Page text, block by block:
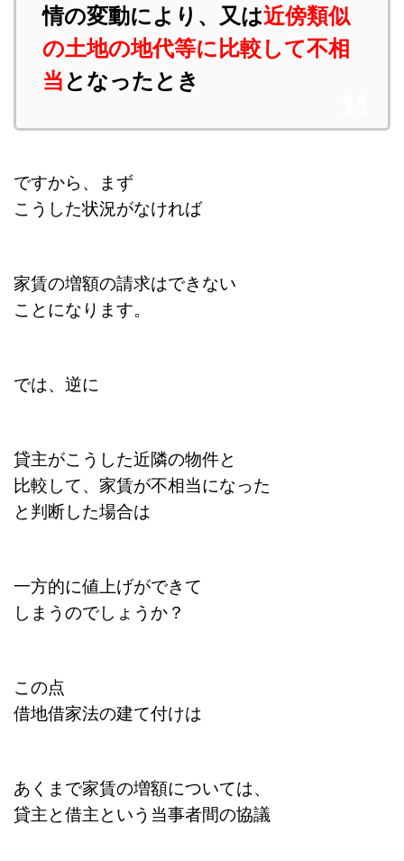
情の変動により、又は近傍類似
の土地の地代等に比較して不相
当となったとき
ですから、まず
こうした状況がなければ
家賃の増額の請求はできない
ことになります。
では、逆に
貸主がこうした近隣の物件と
比較して、家賃が不相当になった
と判断した場合は
一方的に値上げができて
しまうのでしょうか？
この点
借地借家法の建て付けは
あくまで家賃の増額については、
貸主と借主という当事者間の協議